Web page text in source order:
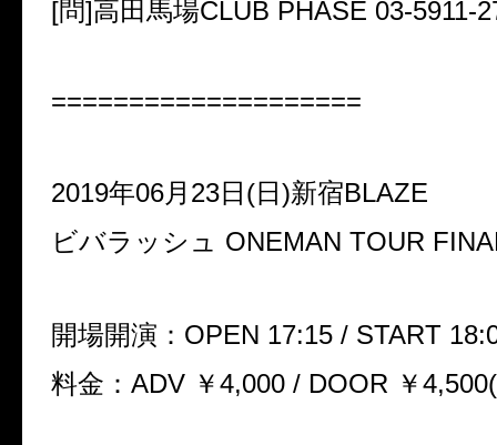
[問]高田馬場CLUB PHASE 03-5911-
====================
2019年06月23日(日)新宿BLAZE
ビバラッシュ ONEMAN TOUR
開場開演：OPEN 17:15 / START
料金：ADV ￥4,000 / DOOR ￥